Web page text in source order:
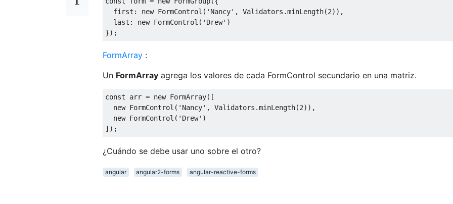
first : new FormControl( 'Nancy' , Validators.minLength(2)),
last : new FormControl( 'Drew' )
FormArray :
Un FormArray agrega los valores de cada FormControl secundario en una matriz.
const arr = new FormArray([
new FormControl( 'Nancy' , Validators.minLength(2)),
new FormControl( 'Drew' )
¿Cuándo se debe usar uno sobre el otro?
angular angular2-forms angular-reactive-forms